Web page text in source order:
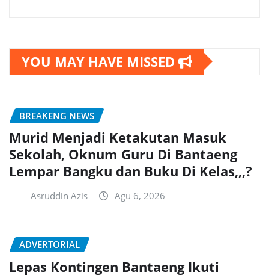
YOU MAY HAVE MISSED
BREAKENG NEWS
Murid Menjadi Ketakutan Masuk
Sekolah, Oknum Guru Di Bantaeng
Lempar Bangku dan Buku Di Kelas,,,?
Asruddin Azis Agu 6, 2026
ADVERTORIAL
Lepas Kontingen Bantaeng Ikuti